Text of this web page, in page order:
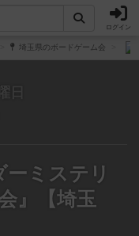
ログイン
埼玉県のボードゲーム会
曜日
ーミステリ
』【埼玉